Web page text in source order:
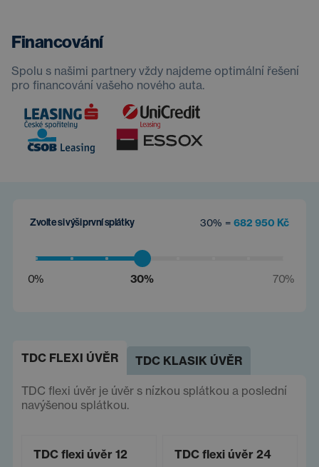
Financování
Spolu s našimi partnery vždy najdeme optimální řešení
pro financování vašeho nového auta.
Zvolte si výši první splátky 30% = 682 950 Kč
0% 30% 70%
TDC FLEXI ÚVĚR TDC KLASIK ÚVĚR
TDC flexi úvěr je úvěr s nízkou splátkou a poslední
navýšenou splátkou.
TDC flexi úvěr 12 TDC flexi úvěr 24